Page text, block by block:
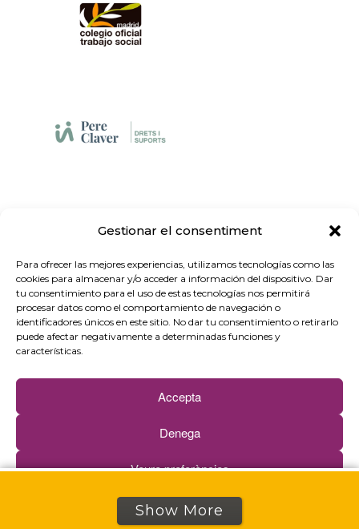
Gestionar el consentiment
Para ofrecer las mejores experiencias, utilizamos tecnologías como las
cookies para almacenar y/o acceder a información del dispositivo. Dar
tu consentimiento para el uso de estas tecnologías nos permitirá
procesar datos como el comportamiento de navegación o
identificadores únicos en este sitio. No dar tu consentimiento o retirarlo
puede afectar negativamente a determinadas funciones y
características.
Accepta
Denega
Veure preferències
Cookie politikaPribatutasun-politika
¿No encuentras lo que
Show More